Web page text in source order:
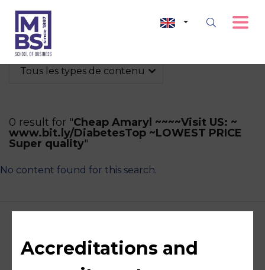
Tous les types de contenu
0 result for "Cheap Amaryl ~~~~Visit US: ~
www.bit.ly/DiabetesTop ~LOWEST PRICE
Super quality"
No content found for this search.
Accreditations and